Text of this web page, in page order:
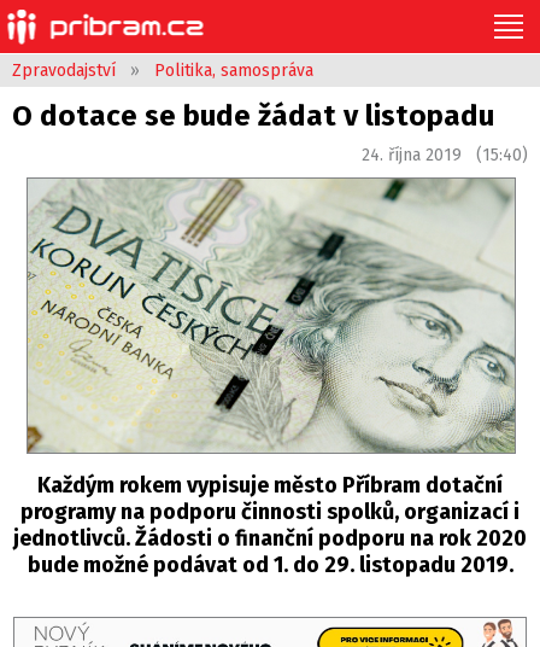
Zpravodajství » Politika, samospráva
O dotace se bude žádat v listopadu
24. října 2019 (15:40)
Každým rokem vypisuje město Příbram dotační
programy na podporu činnosti spolků, organizací i
jednotlivců. Žádosti o finanční podporu na rok 2020
bude možné podávat od 1. do 29. listopadu 2019.